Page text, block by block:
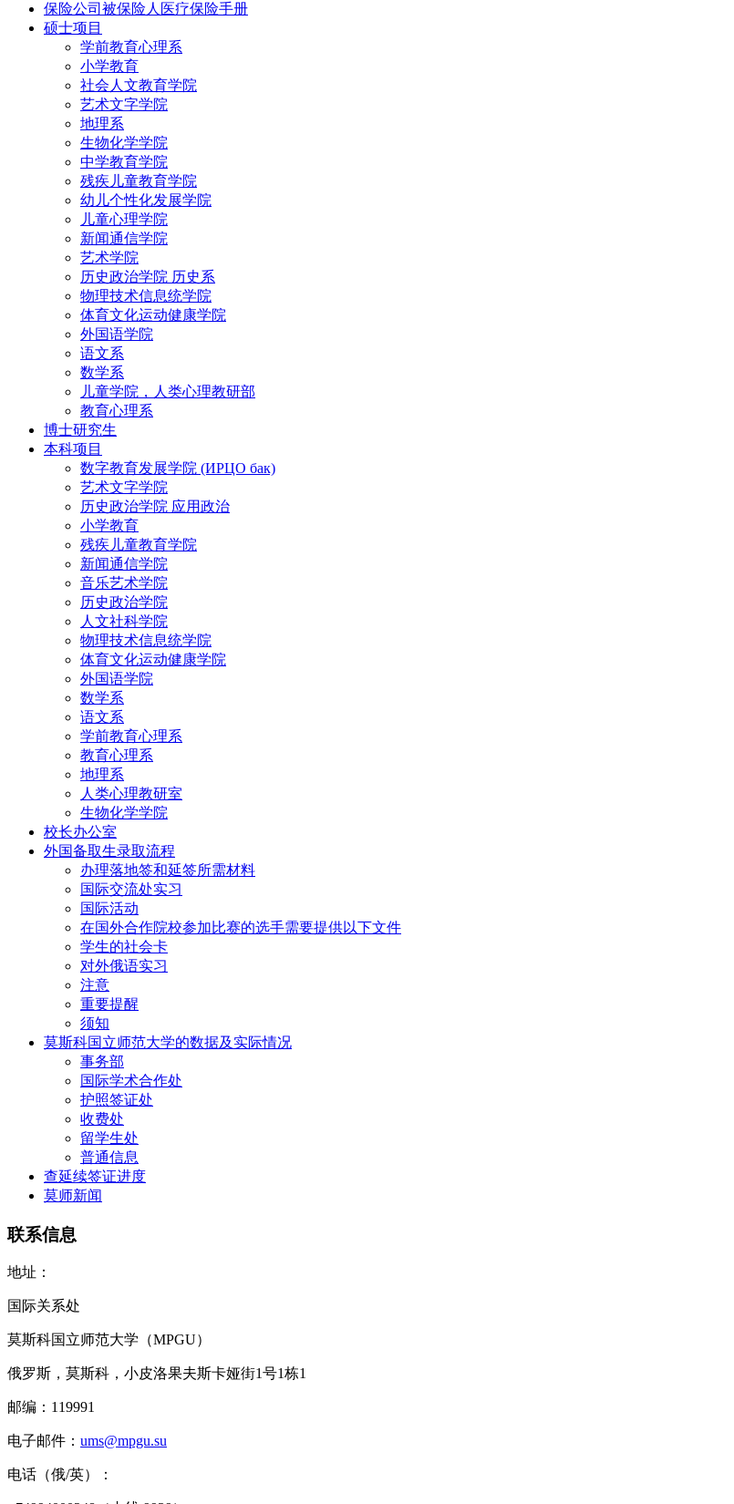
保险公司被保险人医疗保险手册
硕士项目
学前教育心理系
小学教育
社会人文教育学院
艺术文字学院
地理系
生物化学学院
中学教育学院
残疾儿童教育学院
幼儿个性化发展学院
儿童心理学院
新闻通信学院
艺术学院
历史政治学院 历史系
物理技术信息统学院
体育文化运动健康学院
外国语学院
语文系
数学系
儿童学院，人类心理教研部
教育心理系
博士研究生
本科项目
数字教育发展学院 (ИРЦО бак)
艺术文字学院
历史政治学院 应用政治
小学教育
残疾儿童教育学院
新闻通信学院
音乐艺术学院
历史政治学院
人文社科学院
物理技术信息统学院
体育文化运动健康学院
外国语学院
数学系
语文系
学前教育心理系
教育心理系
地理系
人类心理教研室
生物化学学院
校长办公室
外国备取生录取流程
办理落地签和延签所需材料
国际交流处实习
国际活动
在国外合作院校参加比赛的选手需要提供以下文件
学生的社会卡
对外俄语实习
注意
重要提醒
须知
莫斯科国立师范大学的数据及实际情况
事务部
国际学术合作处
护照签证处
收费处
留学生处
普通信息
查延续签证进度
莫师新闻
联系信息
地址：
国际关系处
莫斯科国立师范大学（MPGU）
俄罗斯，莫斯科，小皮洛果夫斯卡娅街1号1栋1
邮编：119991
电子邮件： ums@mpgu.su
电话（俄/英）：